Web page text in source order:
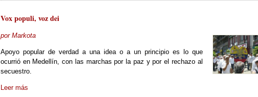
Vox populi, voz dei
por Markota
Apoyo popular de verdad a una idea o a un principio es lo que
ocurrió en Medellín, con las marchas por la paz y por el rechazo al
secuestro.
Leer más